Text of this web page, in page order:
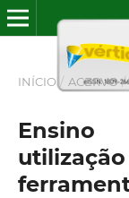
INÍCIO / ACERVO /
Ensino